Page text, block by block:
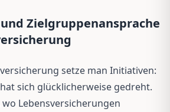
Zielgruppenansprache
setze man Initiativen:
sich glücklicherweise gedreht.
wo Lebensversicherungen